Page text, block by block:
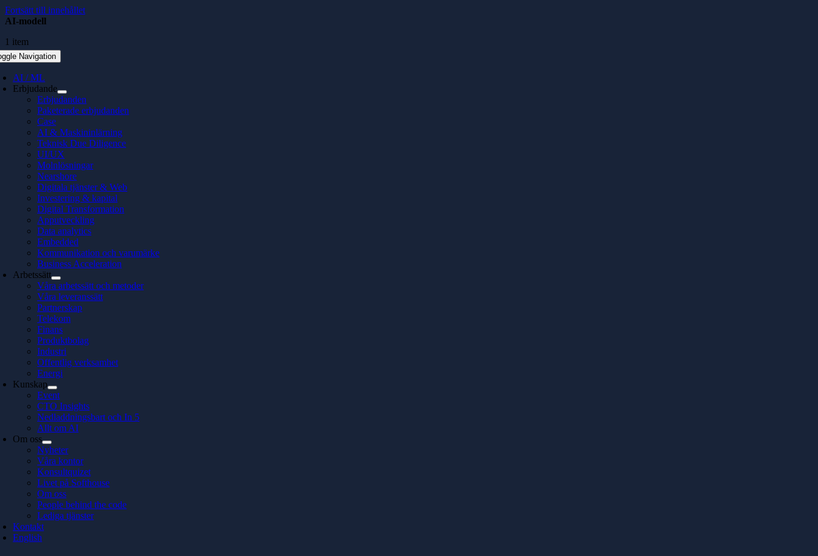
Fortsätt till innehållet
Navigation
AI / ML
Erbjudande
Erbjudanden
Paketerade erbjudanden
Case
AI & Maskininlärning
Teknisk Due Diligence
UI/UX
Molnlösningar
Nearshore
Digitala tjänster & Web
Investering & kapital
Digital Transformation
Apputveckling
Data analytics
Embedded
Kommunikation och varumärke
Business Acceleration
Arbetssätt
Våra arbetssätt och metoder
Våra leveranssätt
Partnerskap
Telekom
Finans
Produktbolag
Industri
Offentlig verksamhet
Energi
Kunskap
Event
CTO Insights
Nedladdningsbart och In 5
Allt om AI
Om oss
Nyheter
Våra kontor
Konsultquizet
Livet på Softhouse
Om oss
People behind the code
Lediga tjänster
Kontakt
English
AI-modell
1 item